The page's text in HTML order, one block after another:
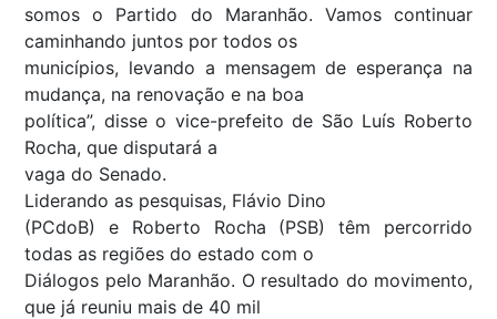
somos o Partido do Maranhão. Vamos continuar
caminhando juntos por todos os
municípios, levando a mensagem de esperança na
mudança, na renovação e na boa
política”, disse o vice-prefeito de São Luís Roberto
Rocha, que disputará a
vaga do Senado.
Liderando as pesquisas, Flávio Dino
(PCdoB) e Roberto Rocha (PSB) têm percorrido
todas as regiões do estado com o
Diálogos pelo Maranhão. O resultado do movimento,
que já reuniu mais de 40 mil